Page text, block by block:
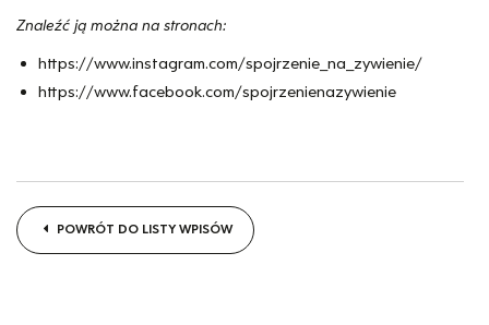
Znaleźć ją można na stronach:
https://www.instagram.com/spojrzenie_na_zywienie/
https://www.facebook.com/spojrzenienazywienie
POWRÓT DO LISTY WPISÓW